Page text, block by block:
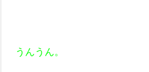
うんうん。